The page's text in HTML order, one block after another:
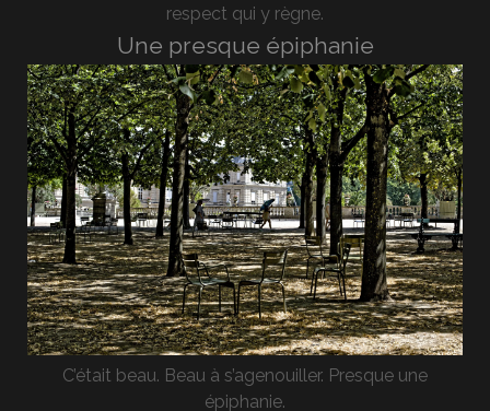
respect qui y règne.
Une presque épiphanie
C’était beau. Beau à s’agenouiller. Presque une
épiphanie.